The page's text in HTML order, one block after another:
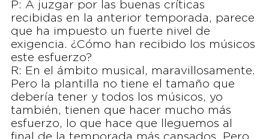
P: A juzgar por las buenas críticas
recibidas en la anterior temporada, parece
que ha impuesto un fuerte nivel de
exigencia. ¿Cómo han recibido los músicos
este esfuerzo?
R: En el ámbito musical, maravillosamente.
Pero la plantilla no tiene el tamaño que
debería tener y todos los músicos, yo
también, tienen que hacer mucho más
esfuerzo, lo que hace que lleguemos al